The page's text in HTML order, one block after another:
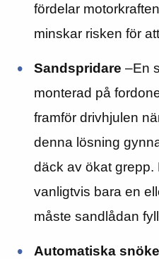
fördelar
minskar risken för
Sandspridare –En
monterad på
framför drivhjulen
denna lösning
däck av ökat
vanligtvis bara en
måste sandlådan
Automatiska